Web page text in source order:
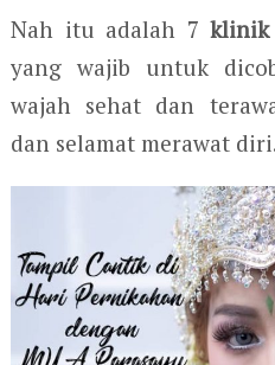
Nah itu adalah 7klinik
yang wajib untuk
wajah sehat dan
dan selamat merawat